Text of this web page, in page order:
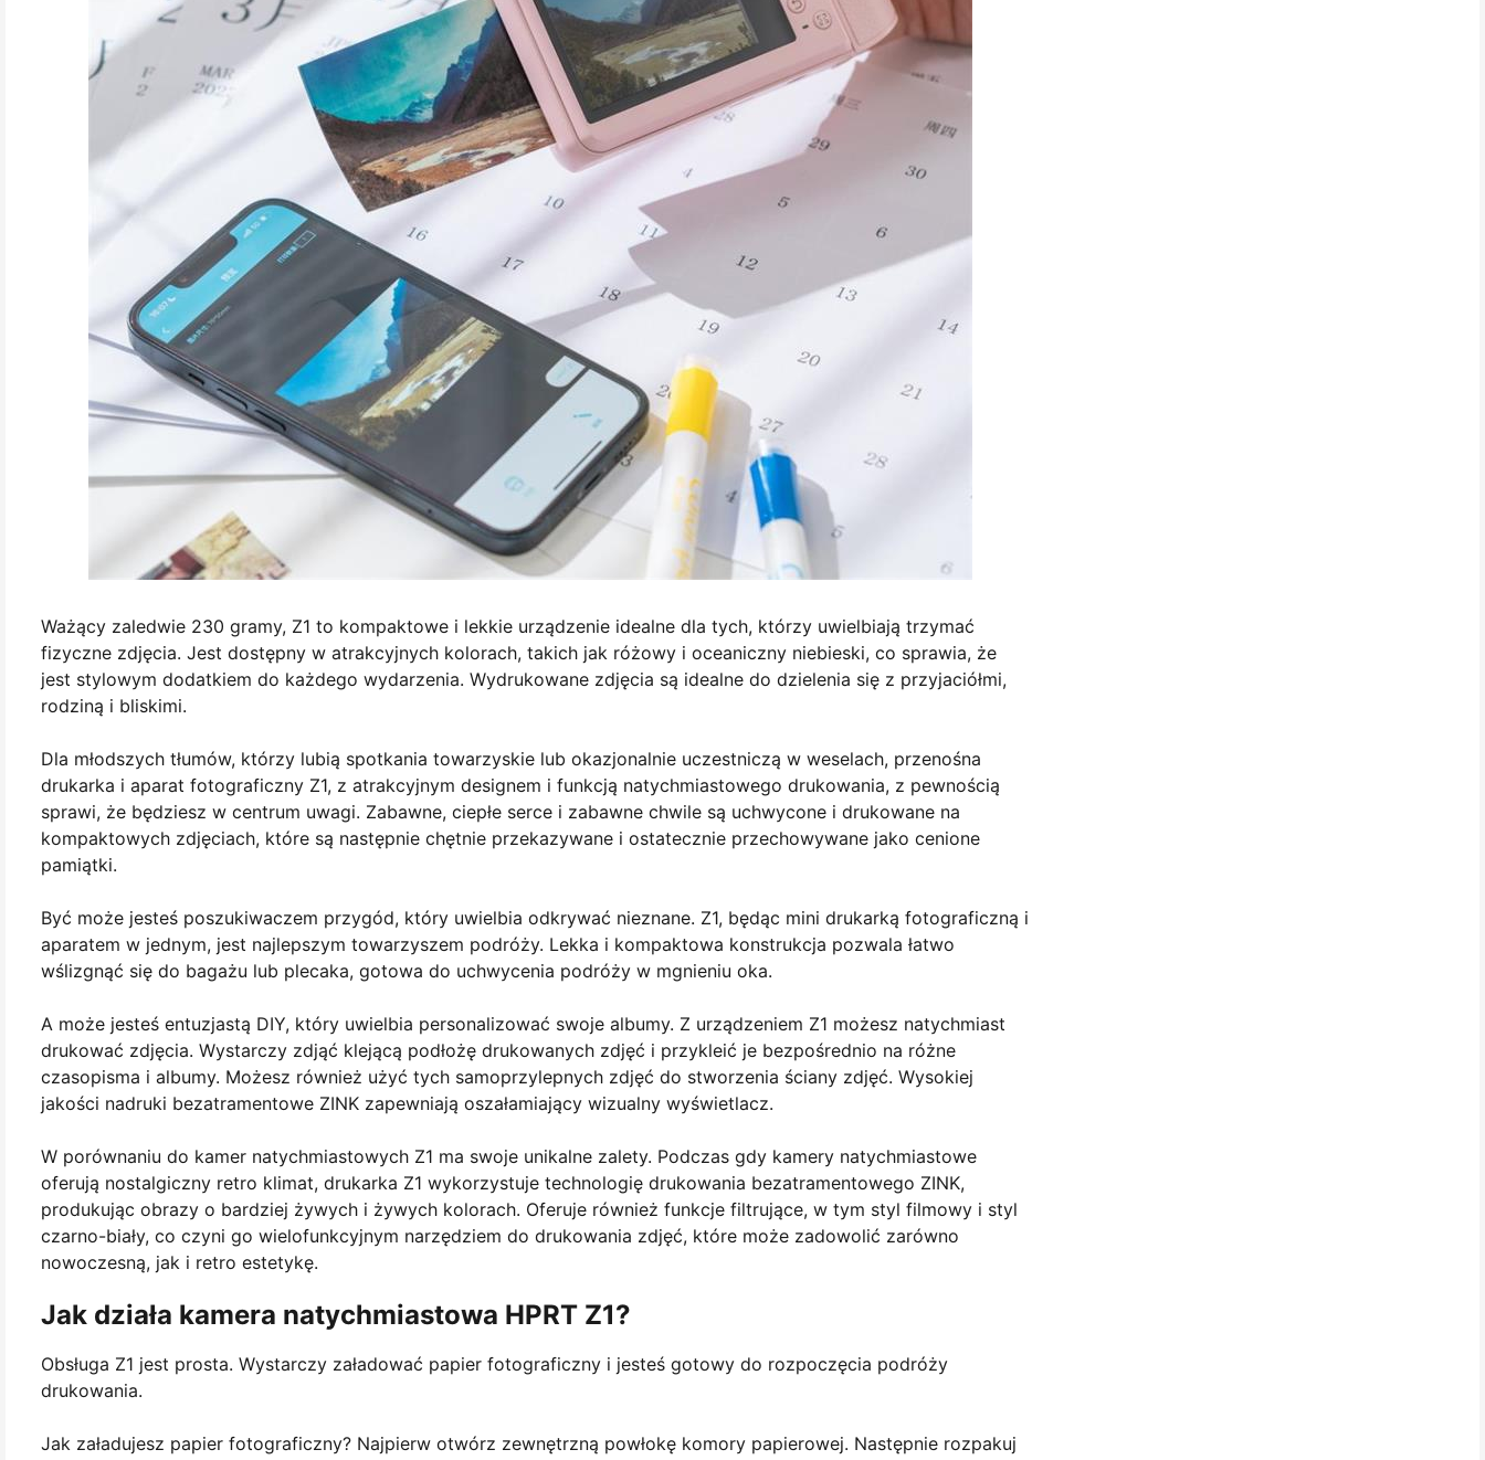
Ważący zaledwie 230 gramy, Z1 to kompaktowe i lekkie urządzenie idealne dla tych, którzy uwielbiają trzymać
fizyczne zdjęcia. Jest dostępny w atrakcyjnych kolorach, takich jak różowy i oceaniczny niebieski, co sprawia, że
jest stylowym dodatkiem do każdego wydarzenia. Wydrukowane zdjęcia są idealne do dzielenia się z przyjaciółmi,
rodziną i bliskimi.
Dla młodszych tłumów, którzy lubią spotkania towarzyskie lub okazjonalnie uczestniczą w weselach, przenośna
drukarka i aparat fotograficzny Z1, z atrakcyjnym designem i funkcją natychmiastowego drukowania, z pewnością
sprawi, że będziesz w centrum uwagi. Zabawne, ciepłe serce i zabawne chwile są uchwycone i drukowane na
kompaktowych zdjęciach, które są następnie chętnie przekazywane i ostatecznie przechowywane jako cenione
pamiątki.
Być może jesteś poszukiwaczem przygód, który uwielbia odkrywać nieznane. Z1, będąc mini drukarką fotograficzną i
aparatem w jednym, jest najlepszym towarzyszem podróży. Lekka i kompaktowa konstrukcja pozwala łatwo
wślizgnąć się do bagażu lub plecaka, gotowa do uchwycenia podróży w mgnieniu oka.
A może jesteś entuzjastą DIY, który uwielbia personalizować swoje albumy. Z urządzeniem Z1 możesz natychmiast
drukować zdjęcia. Wystarczy zdjąć klejącą podłożę drukowanych zdjęć i przykleić je bezpośrednio na różne
czasopisma i albumy. Możesz również użyć tych samoprzylepnych zdjęć do stworzenia ściany zdjęć. Wysokiej
jakości nadruki bezatramentowe ZINK zapewniają oszałamiający wizualny wyświetlacz.
W porównaniu do kamer natychmiastowych Z1 ma swoje unikalne zalety. Podczas gdy kamery natychmiastowe
oferują nostalgiczny retro klimat, drukarka Z1 wykorzystuje technologię drukowania bezatramentowego ZINK,
produkując obrazy o bardziej żywych i żywych kolorach. Oferuje również funkcje filtrujące, w tym styl filmowy i styl
czarno-biały, co czyni go wielofunkcyjnym narzędziem do drukowania zdjęć, które może zadowolić zarówno
nowoczesną, jak i retro estetykę.
Jak działa kamera natychmiastowa HPRT Z1?
Obsługa Z1 jest prosta. Wystarczy załadować papier fotograficzny i jesteś gotowy do rozpoczęcia podróży
drukowania.
Jak załadujesz papier fotograficzny? Najpierw otwórz zewnętrzną powłokę komory papierowej. Następnie rozpakuj